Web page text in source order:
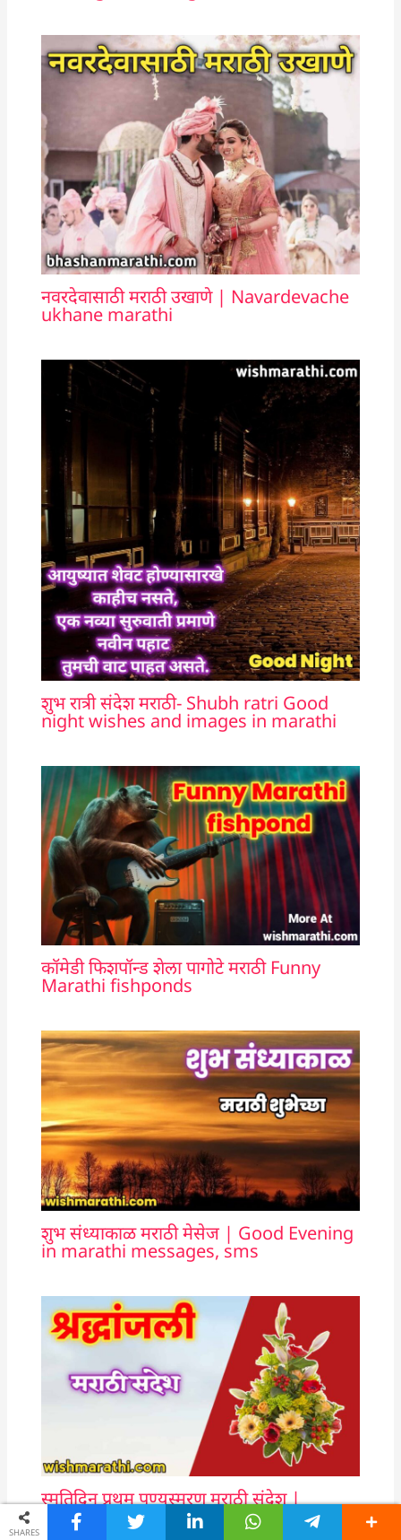
नवरदेवासाठी मराठी उखाणे | Navardevache
ukhane marathi
शुभ रात्री संदेश मराठी- Shubh ratri Good
night wishes and images in marathi
कॉमेडी फिशपॉन्ड शेला पागोटे मराठी Funny
Marathi fishponds
शुभ संध्याकाळ मराठी मेसेज | Good Evening
in marathi messages, sms
स्मृतिदिन प्रथम पुण्यस्मरण मराठी संदेश |
punyasmaran message in marathi
SHARES